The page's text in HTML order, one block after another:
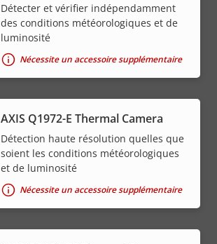
Détecter et vérifier indépendamment
des conditions météorologiques et de
luminosité
Nécessite un accessoire supplémentaire
AXIS Q1972-E Thermal Camera
Détection haute résolution quelles que
soient les conditions météorologiques
et de luminosité
Nécessite un accessoire supplémentaire